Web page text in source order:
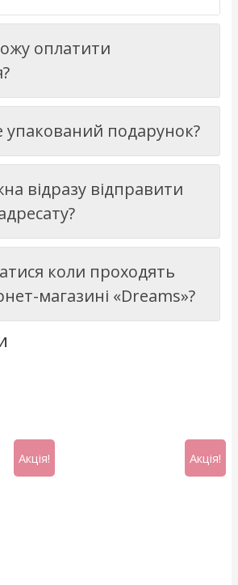
оплатити
упакований подарунок?
відразу відправити
коли проходять
магазині «Dreams»?
Акція! Акція!